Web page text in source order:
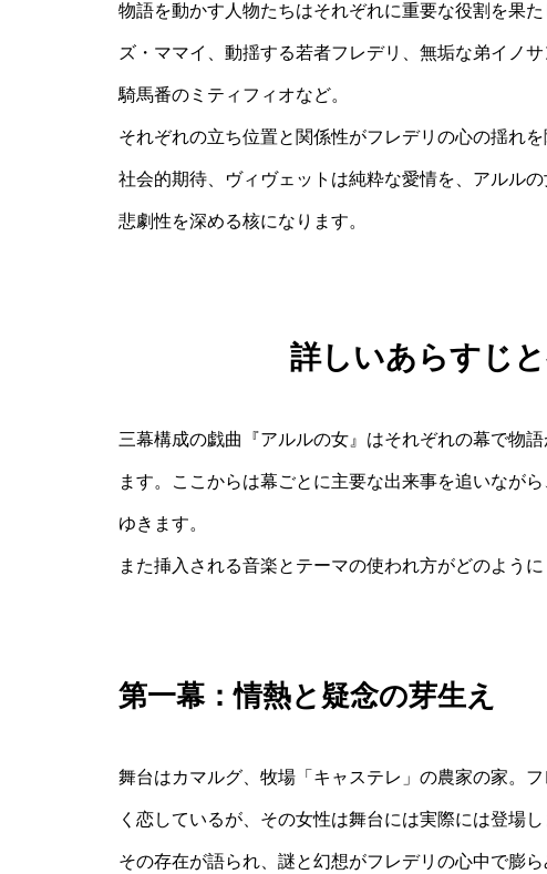
物語を動かす人物たちはそれぞれに重要な役割を果
ズ・ママイ、動揺する若者フレデリ、無垢な弟イノ
騎馬番のミティフィオなど。
それぞれの立ち位置と関係性がフレデリの心の揺れ
社会的期待、ヴィヴェットは純粋な愛情を、アルル
悲劇性を深める核になります。
詳しいあらすじ
三幕構成の戯曲『アルルの女』はそれぞれの幕で物
ます。ここからは幕ごとに主要な出来事を追いなが
ゆきます。
また挿入される音楽とテーマの使われ方がどのよう
第一幕：情熱と疑念の芽生え
舞台はカマルグ、牧場「キャステレ」の農家の家。
く恋しているが、その女性は舞台には実際には登場
その存在が語られ、謎と幻想がフレデリの心中で膨ら